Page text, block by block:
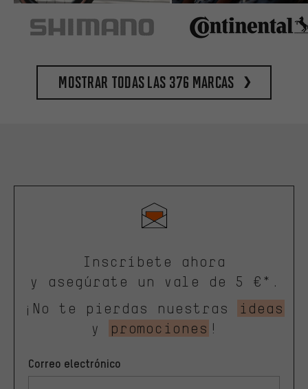
Mostrar todas las 376 marcas
Inscríbete ahora
y asegúrate un vale de 5 €*.
¡No te pierdas nuestras
ideas
y
promociones !
Correo electrónico